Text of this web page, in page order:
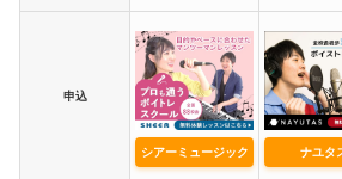
申込
シアーミュージック ナユタ